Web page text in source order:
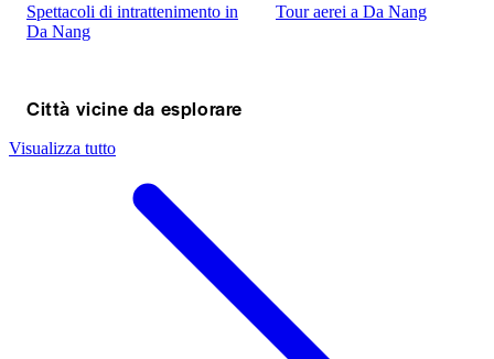
Spettacoli di intrattenimento in
Da Nang
Tour aerei a Da Nang
Città vicine da esplorare
Visualizza tutto